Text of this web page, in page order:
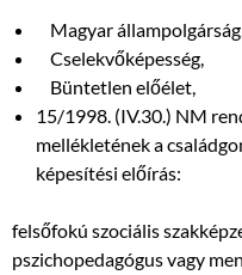
Magyar
Cselekvőképesség,
Büntetlen előélet,
15/1998. (IV.30.) NM
mellékletének a
képesítési előírás:
felsőfokú szociális
pszichopedagógus vagy